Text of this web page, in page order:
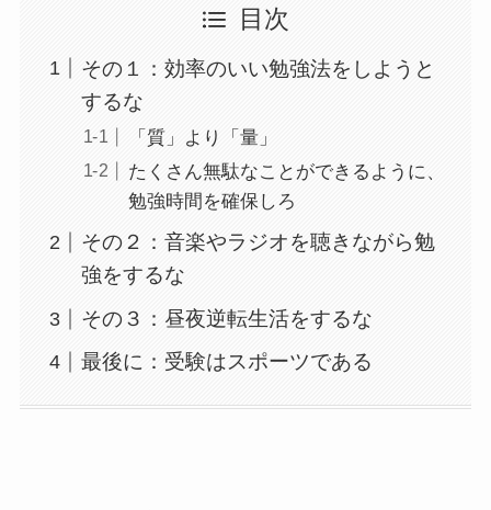
目次
その１：効率のいい勉強法をしようと
するな
「質」より「量」
たくさん無駄なことができるように、
勉強時間を確保しろ
その２：音楽やラジオを聴きながら勉
強をするな
その３：昼夜逆転生活をするな
最後に：受験はスポーツである